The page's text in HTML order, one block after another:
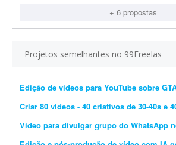
+ 6 propostas
Projetos semelhantes no 99Freelas
Edição de vídeos para YouTube sobre
Criar 80 vídeos - 40 criativos de 30-40s e
Vídeo para divulgar grupo do WhatsApp